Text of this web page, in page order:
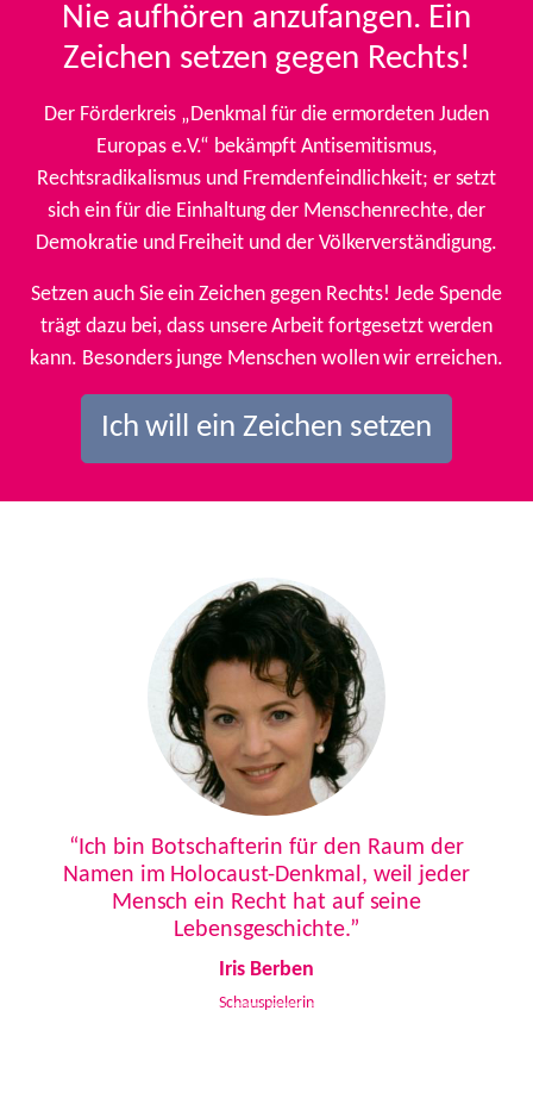
Nie aufhören anzufangen. Ein
Zeichen setzen gegen Rechts!
Der Förderkreis „Denkmal für die ermordeten Juden
Europas e.V.“ bekämpft Antisemitismus,
Rechtsradikalismus und Fremdenfeindlichkeit; er setzt
sich ein für die Einhaltung der Menschenrechte, der
Demokratie und Freiheit und der Völkerverständigung.
Setzen auch Sie ein Zeichen gegen Rechts! Jede Spende
trägt dazu bei, dass unsere Arbeit fortgesetzt werden
kann. Besonders junge Menschen wollen wir erreichen.
Ich will ein Zeichen setzen
“Ich bin Botschafterin für den Raum der
Namen im Holocaust-Denkmal, weil jeder
Mensch ein Recht hat auf seine
Lebensgeschichte.”
Iris Berben
Schauspielerin